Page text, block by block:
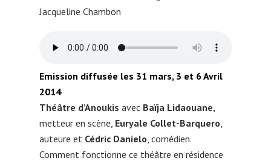
Jacqueline Chambon
Emission diffusée les 31 mars, 3 et 6 Avril
2014
Théâtre d’Anoukis avec Baïja Lidaouane,
metteur en scène, Euryale Collet-Barquero
auteure et Cédric Danielo , comédien.
Comment fonctionne ce théâtre en résidence